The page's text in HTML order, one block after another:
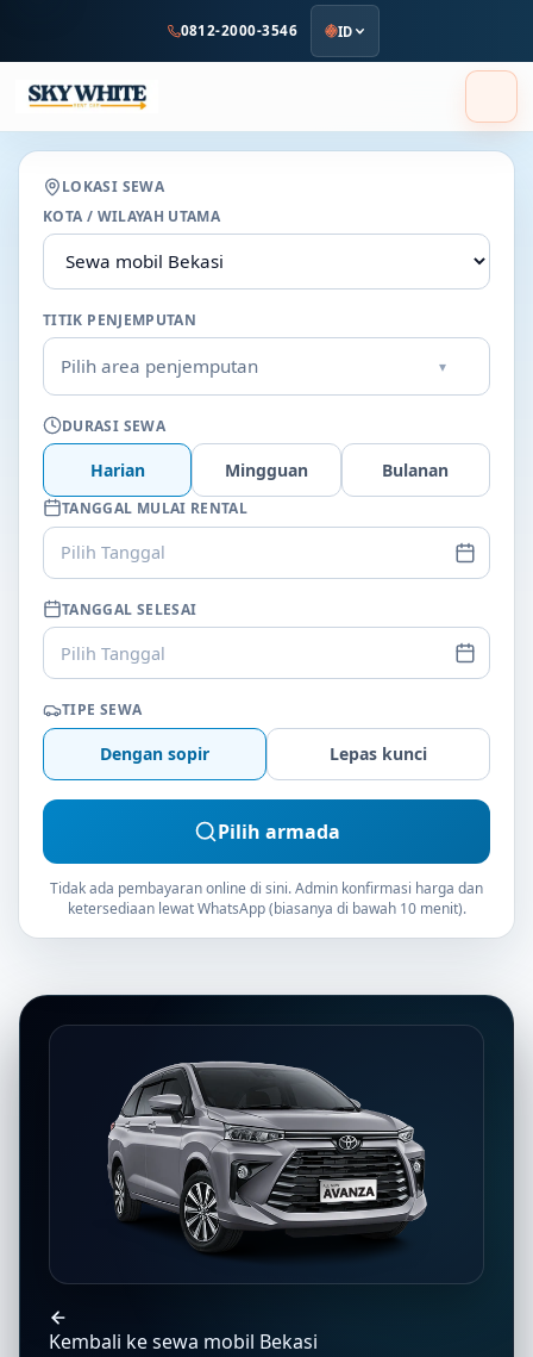
utama
0812-2000-3546 ID
LOKASI SEWA
KOTA / WILAYAH UTAMA
TITIK PENJEMPUTAN
Pilih area penjemputan ▾
DURASI SEWA
Harian Mingguan Bulanan
TANGGAL MULAI RENTAL
Pilih Tanggal
TANGGAL SELESAI
Pilih Tanggal
TIPE SEWA
Dengan sopir Lepas kunci
Pilih armada
Tidak ada pembayaran online di sini. Admin konfirmasi harga dan
ketersediaan lewat WhatsApp (biasanya di bawah 10 menit).
Kembali ke sewa mobil Bekasi